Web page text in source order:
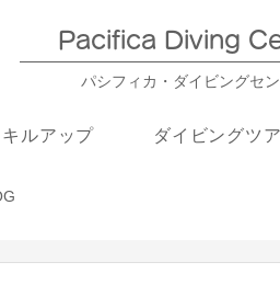
Pacifica Diving
パシフィカ・ダイビングセ
キルアップ ダイビングツ